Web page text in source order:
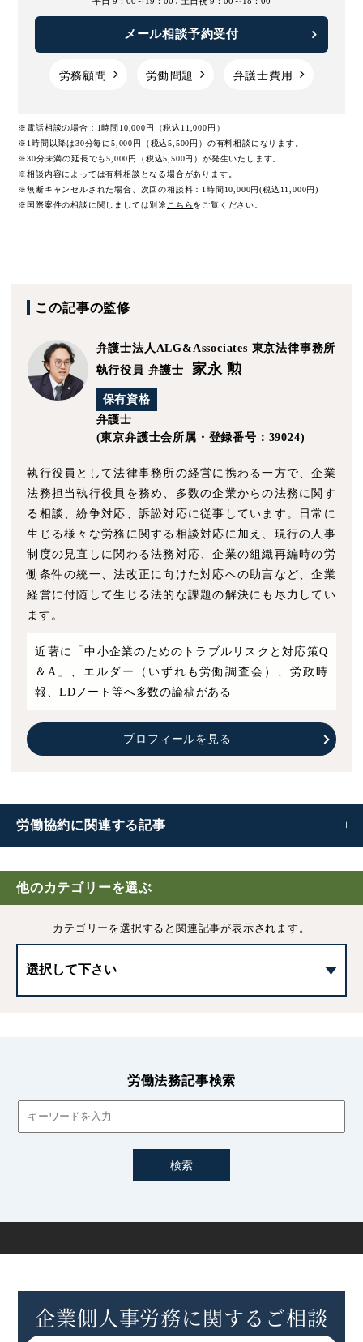
労働協約に 関連する記事
労働協約とは｜労使協定との違いや作成方法などわかりや
すく解説
労働協約の終了及び余後効について
労働条件の不利益変更とは｜要件や3つの方法、判例など
労働協約の規範的効力
労働協約の効力の拡張（一般的拘束力）について
他のカテゴリーを選ぶ
カテゴリーを選択すると 関連記事が表示されます。
メール相談予約受付
労務顧問 労働問題 弁護士費用
※電話相談の場合：1時間10,000円（税込11,000円）
※1時間以降は30分毎に5,000円（税込5,500円）の有料相談になります。
※30分未満の延長でも5,000円（税込5,500円）が発生いたします。
※相談内容によっては有料相談となる場合があります。
※無断キャンセルされた場合、次回の相談料：1時間10,000円(税込11,000円)
※国際案件の相談に関しましては別途 こちらをご覧ください。
この記事の監修
弁護士法人ALG&Associates 東京法律事務所
執行役員 弁護士
家永 勲
保有資格
弁護士
(東京弁護士会所属・登録番号：39024)
執行役員として法律事務所の経営に携わる一方で、企業
法務担当執行役員を務め、多数の企業からの法務に関す
る相談、紛争対応、訴訟対応に従事しています。日常に
生じる様々な労務に関する相談対応に加え、現行の人事
制度の見直しに関わる法務対応、企業の組織再編時の労
働条件の統一、法改正に向けた対応への助言など、企業
経営に付随して生じる法的な課題の解決にも尽力してい
ます。
近著に「中小企業のためのトラブルリスクと対応策Q
＆A」、エルダー（いずれも労働調査会）、労政時
報、LDノート等へ多数の論稿がある
プロフィールを見る
労働法務記事検索
企業側人事労務に関するご相談